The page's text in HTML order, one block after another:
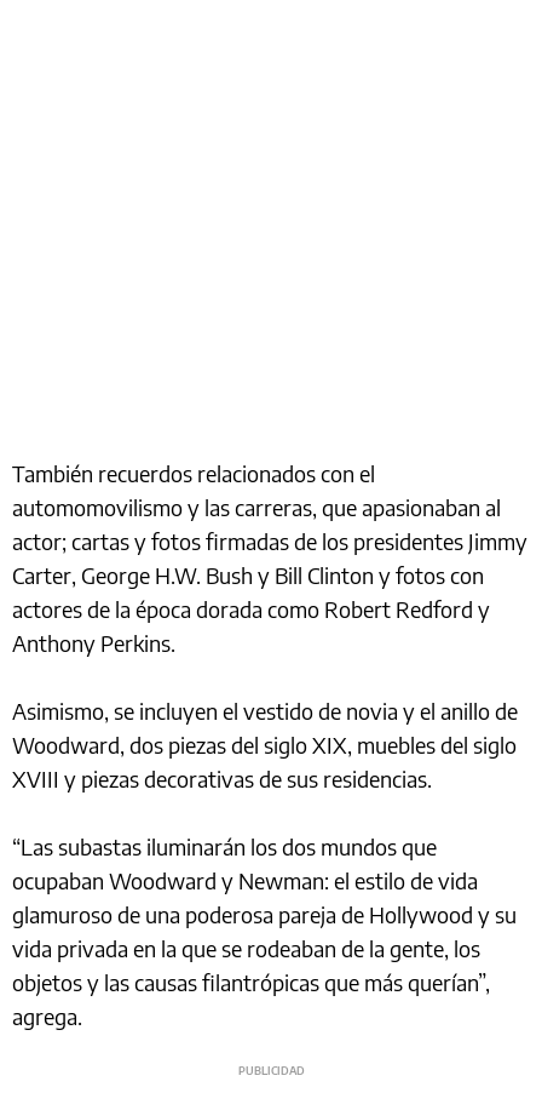
También recuerdos relacionados con el
automomovilismo y las carreras, que apasionaban al
actor; cartas y fotos firmadas de los presidentes Jimmy
Carter, George H.W. Bush y Bill Clinton y fotos con
actores de la época dorada como Robert Redford y
Anthony Perkins.
Asimismo, se incluyen el vestido de novia y el anillo de
Woodward, dos piezas del siglo XIX, muebles del siglo
XVIII y piezas decorativas de sus residencias.
“Las subastas iluminarán los dos mundos que
ocupaban Woodward y Newman: el estilo de vida
glamuroso de una poderosa pareja de Hollywood y su
vida privada en la que se rodeaban de la gente, los
objetos y las causas filantrópicas que más querían”,
agrega.